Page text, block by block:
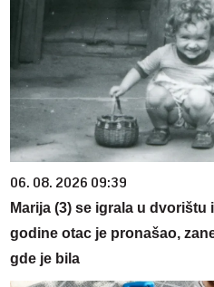
06. 08. 2026 09:39
Marija (3) se igrala u
godine otac je pronašao,
gde je bila